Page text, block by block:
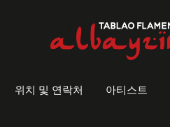
위치 및 연락처 아티스트